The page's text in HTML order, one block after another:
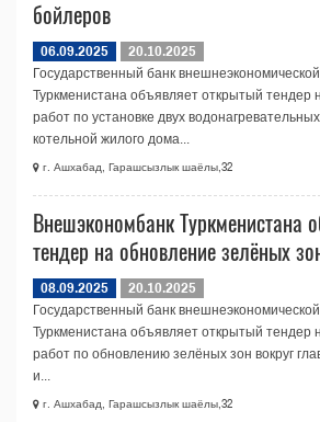
бойлеров
06.09.2025
20.10.2025
Государственный банк
Туркменистана объявляет открытый тендер
работ по установке двух
котельной жилого дома...
г. Ашхабад, Гарашсызлык шаёлы,32
Внешэкономбанк Туркменистана
тендер на обновление зелёных
08.09.2025
20.10.2025
Государственный банк
Туркменистана объявляет открытый тендер
работ по обновлению зелёных зон вокруг
и...
г. Ашхабад, Гарашсызлык шаёлы,32